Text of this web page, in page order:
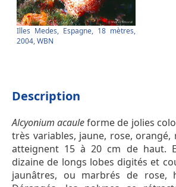
Illes Medes, Espagne, 18 mètres,
2004, WBN
Description
Alcyonium acauleforme de jolies
très variables, jaune, rose,
atteignent 15 à 20 cm de haut.
dizaine de longs lobes digités et
jaunâtres, ou marbrés de rose,